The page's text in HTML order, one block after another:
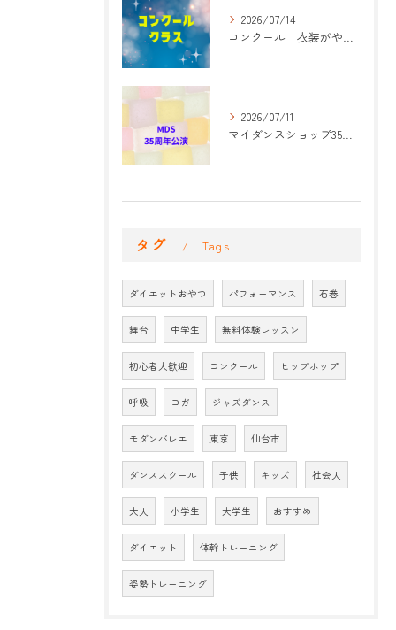
2026/07/14
コンクール 衣装がやって来た！
2026/07/11
マイダンスショップ35周年記念公演 振付開始
タグ Tags
ダイエットおやつ パフォーマンス 石巻
舞台 中学生 無料体験レッスン
初心者大歓迎 コンクール ヒップホップ
呼吸 ヨガ ジャズダンス
モダンバレエ 東京 仙台市
ダンススクール 子供 キッズ 社会人
大人 小学生 大学生 おすすめ
ダイエット 体幹トレーニング
姿勢トレーニング